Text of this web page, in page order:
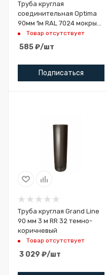
Труба круглая
соединительная Optima
90мм 1м RAL 7024 мокрый
асфальт
Товар отсутствует
585₽/шт
Подписаться
Труба круглая Grand Line
90 мм 3 м RR 32 темно-
коричневый
Товар отсутствует
3 029 ₽/шт